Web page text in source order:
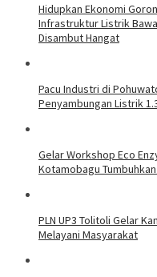
Hidupkan Ekonomi
Infrastruktur Listrik
Disambut Hangat
Pacu Industri di
Penyambungan Listrik
Gelar Workshop Eco
Kotamobagu
PLN UP3 Tolitoli Gelar
Melayani Masyarakat